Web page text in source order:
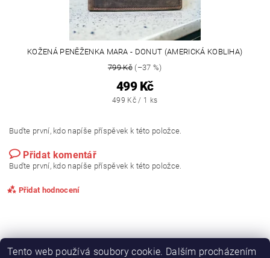
KOŽENÁ PENĚŽENKA MARA - DONUT (AMERICKÁ KOBLIHA)
799 Kč(–37 %)
499 Kč
499 Kč / 1 ks
Buďte první, kdo napíše příspěvek k této položce.
Přidat komentář
Buďte první, kdo napíše příspěvek k této položce.
Přidat hodnocení
Tento web používá soubory cookie. Dalším procházením